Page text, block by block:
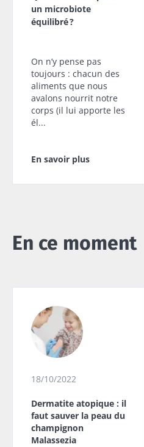
un microbiote
équilibré ?
On n’y pense pas
toujours : chacun des
aliments que nous
avalons nourrit notre
corps (il lui apporte les
él...
En savoir plus
En ce moment
18/10/2022
Dermatite atopique : il
faut sauver la peau du
champignon
Malassezia